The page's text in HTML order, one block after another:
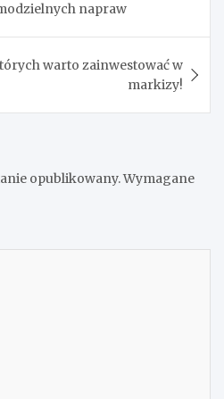
napraw
warto zainwestować w
markizy!
opublikowany.Wymagane